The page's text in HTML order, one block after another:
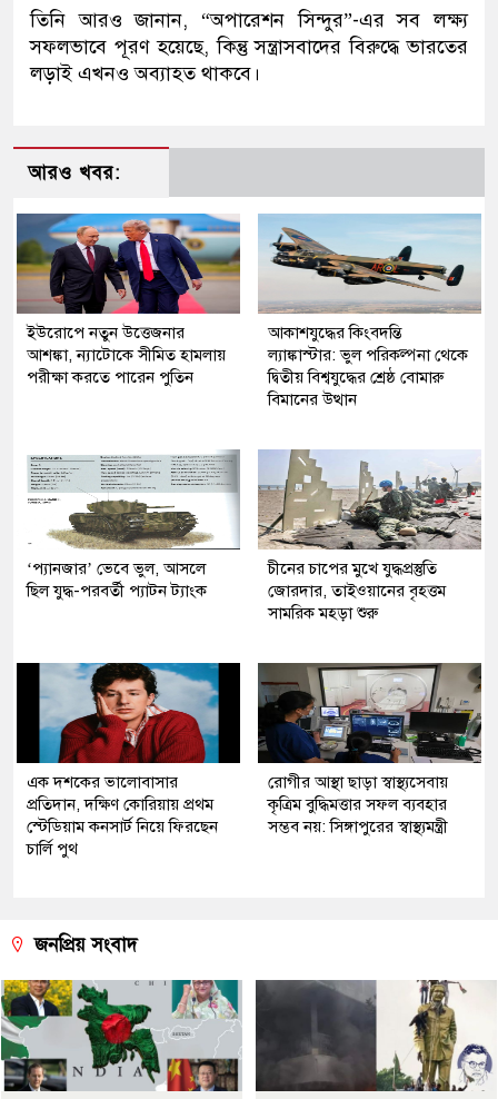
তিনি আরও জানান, “অপারেশন সিন্দুর”-এর সব লক্ষ্য
সফলভাবে পূরণ হয়েছে, কিন্তু সন্ত্রাসবাদের বিরুদ্ধে ভারতের
লড়াই এখনও অব্যাহত থাকবে।
আরও খবর:
ইউরোপে নতুন উত্তেজনার
আশঙ্কা, ন্যাটোকে সীমিত হামলায়
পরীক্ষা করতে পারেন পুতিন
আকাশযুদ্ধের কিংবদন্তি
ল্যাঙ্কাস্টার: ভুল পরিকল্পনা থেকে
দ্বিতীয় বিশ্বযুদ্ধের শ্রেষ্ঠ বোমারু
বিমানের উত্থান
‘প্যানজার’ ভেবে ভুল, আসলে
ছিল যুদ্ধ-পরবর্তী প্যাটন ট্যাংক
চীনের চাপের মুখে যুদ্ধপ্রস্তুতি
জোরদার, তাইওয়ানের বৃহত্তম
সামরিক মহড়া শুরু
এক দশকের ভালোবাসার
প্রতিদান, দক্ষিণ কোরিয়ায় প্রথম
স্টেডিয়াম কনসার্ট নিয়ে ফিরছেন
চার্লি পুথ
রোগীর আস্থা ছাড়া স্বাস্থ্যসেবায়
কৃত্রিম বুদ্ধিমত্তার সফল ব্যবহার
সম্ভব নয়: সিঙ্গাপুরের স্বাস্থ্যমন্ত্রী
জনপ্রিয় সংবাদ